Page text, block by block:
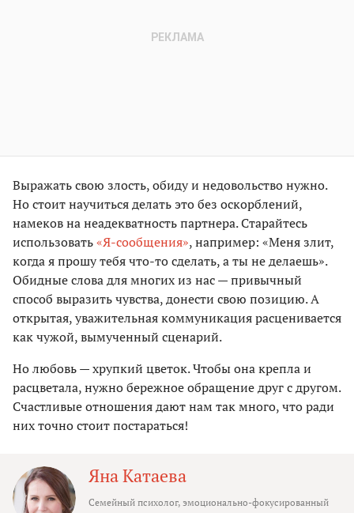
Выражать свою злость, обиду и недовольство нужно.
Но стоит научиться делать это без оскорблений,
намеков на неадекватность партнера. Старайтесь
использовать«Я-сообщения», например: «Меня злит,
когда я прошу тебя что-то сделать, а ты не делаешь».
Обидные слова для многих из нас — привычный
способ выразить чувства, донести свою позицию. А
открытая, уважительная коммуникация расценивается
как чужой, вымученный сценарий.
Но любовь — хрупкий цветок. Чтобы она крепла и
расцветала, нужно бережное обращение друг с другом.
Счастливые отношения дают нам так много, что ради
них точно стоит постараться!
Яна Катаева
Семейный психолог, эмоционально-фокусированный